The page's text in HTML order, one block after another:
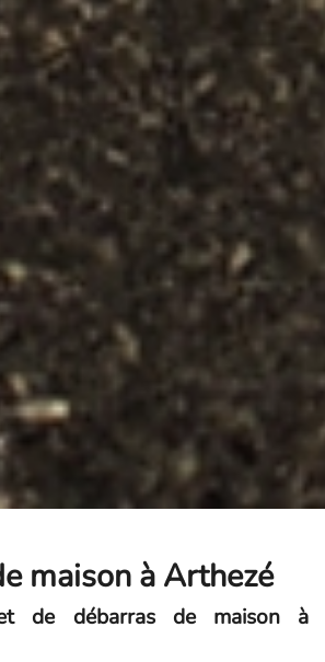
maison à Arthezé
de débarras de maison à